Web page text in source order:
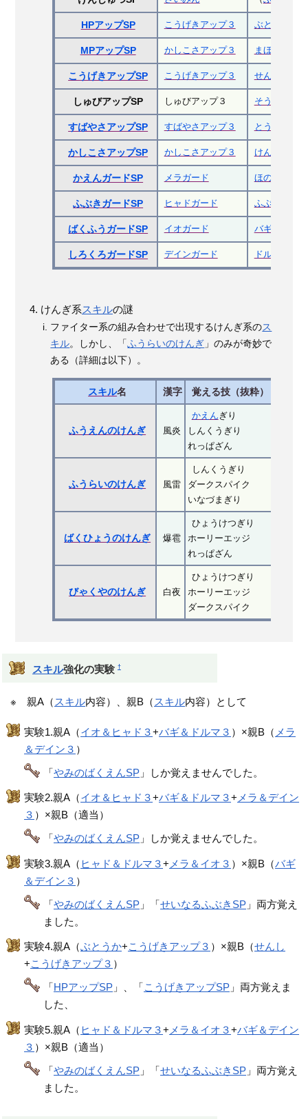
HPアップSP こうげきアップ３ ぶとうか
MPアップSP かしこさアップ３ まほうつかい
こうげきアップSP こうげきアップ３ せんし
しゅびアップSP しゅびアップ３ そうりょ
すばやさアップSP すばやさアップ３ とうぞく
かしこさアップSP かしこさアップ３ けんじゃ
かえんガードSP メラガード ほのおブレ
ふぶきガードSP ヒャドガード ふぶきブレ
ばくふうガードSP イオガード バギガード
しろくろガードSP デインガード ドルマガード
けんぎ系スキルの謎
ファイター系の組み合わせで出現するけんぎ系のス
キル。しかし、「ふうらいのけんぎ 」のみが奇妙で
ある（詳細は以下）。
スキル名 漢字 覚える技（抜粋）
ふうえんのけんぎ 風炎
かえん ぎり
しんくうぎり
れっぱざん
ふうらいのけんぎ 風雷
しんくうぎり
ダークスパイク
いなづまぎり
ばくひょうのけんぎ 爆雹
ひょうけつぎり
ホーリーエッジ
れっぱざん
びゃくやのけんぎ 白夜
ひょうけつぎり
ホーリーエッジ
ダークスパイク
スキル強化の実験 †
※ 親A（ スキル内容）、親B（ スキル内容）として
実験1.親A（イオ＆ヒャド３+バギ＆ドルマ３ ）×親B（ メラ
＆デイン３ ）
「やみのばくえんSP 」しか覚えませんでした。
実験2.親A（イオ＆ヒャド３+バギ＆ドルマ３+ メラ＆デイン
３ ）×親B（適当）
「やみのばくえんSP 」しか覚えませんでした。
実験3.親A（ ヒャド＆ドルマ３+ メラ＆イオ３ ）×親B（バギ
＆デイン３ ）
「やみのばくえんSP 」「せいなるふぶきSP 」両方覚え
ました。
実験4.親A（ぶとうか+こうげきアップ３ ）×親B（せんし
+こうげきアップ３ ）
「HPアップSP 」、「こうげきアップSP 」両方覚えま
した、
実験5.親A（ ヒャド＆ドルマ３+ メラ＆イオ３+バギ＆デイン
３ ）×親B（適当）
「やみのばくえんSP 」「せいなるふぶきSP 」両方覚え
ました。